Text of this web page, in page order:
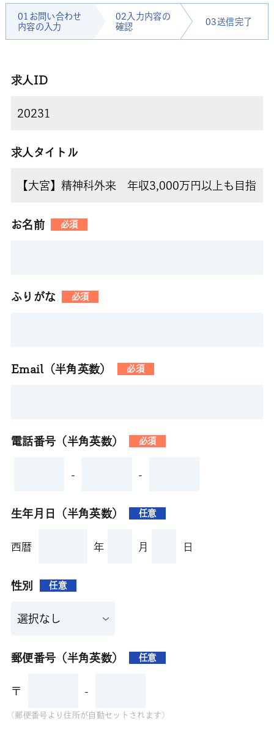
01お問い合わせ
内容の入力
02入力内容の
確認
03送信完了
求人ID
求人タイトル
お名前 必須
ふりがな 必須
Email（半角英数） 必須
電話番号（半角英数） 必須
- -
生年月日（半角英数） 任意
西暦 年 月 日
性別 任意
郵便番号（半角英数） 任意
〒 -
(郵便番号より住所が自動セットされます)